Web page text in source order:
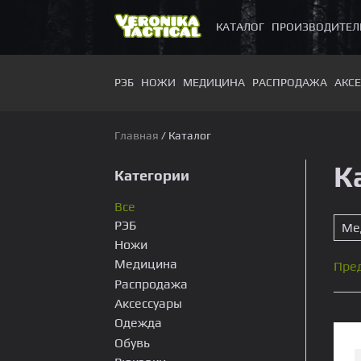
КАТАЛОГ
РЭБ
РЭБ НОЖИ МЕДИЦИНА РАСПРОДАЖА
Главная / Каталог
Категории
Все
РЭБ
Ножи
Медицина
Распродажа
Аксессуары
Одежда
Толстовки
Обувь